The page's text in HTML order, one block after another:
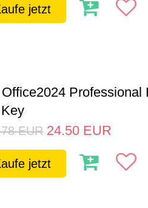
jetzt
Professional
EUR 24.50 EUR
jetzt